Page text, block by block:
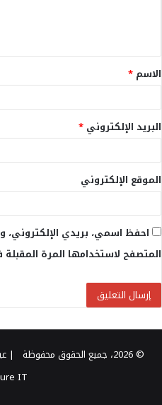
ق
*
الاسم *
البريد الإلكتروني *
الموقع الإلكتروني
احفظ اسمي، بريدي الإلكتروني،
المتصفح لاستخدامها المرة
© 2026، جميع الحقوق محفوظة |
IT